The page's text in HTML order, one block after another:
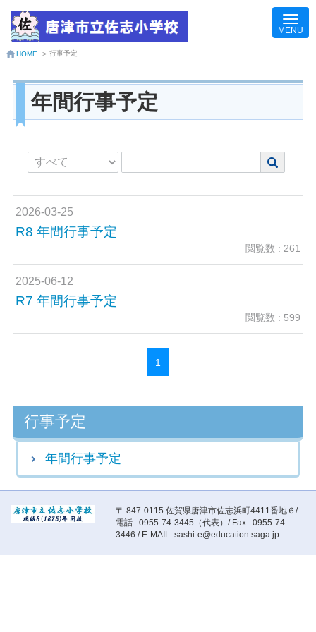
HOME > 行事予定
年間行事予定
2026-03-25
R8 年間行事予定
閲覧数 : 261
2025-06-12
R7 年間行事予定
閲覧数 : 599
1
行事予定
年間行事予定
〒 847-0115 佐賀県唐津市佐志浜町4411番地６/
電話 : 0955-74-3445（代表）/ Fax : 0955-74-
3446 / E-MAIL: sashi-e@education.saga.jp